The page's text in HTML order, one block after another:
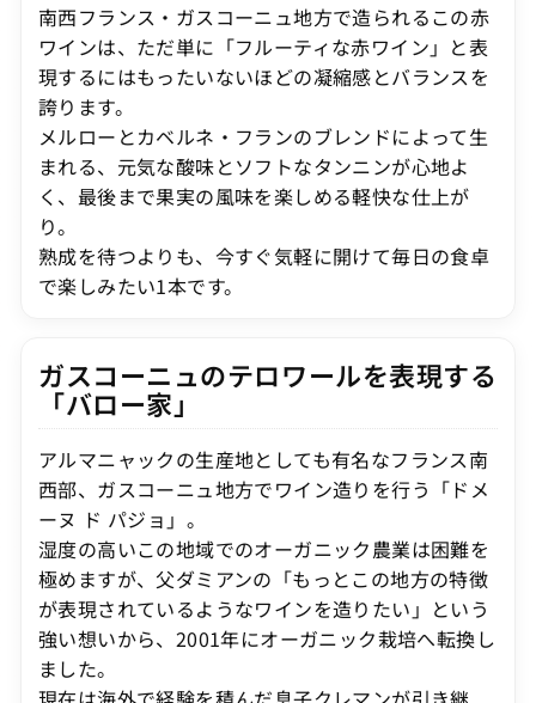
南西フランス・ガスコーニュ地方で造られるこの赤
ワインは、ただ単に「フルーティな赤ワイン」と表
現するにはもったいないほどの凝縮感とバランスを
誇ります。
メルローとカベルネ・フランのブレンドによって生
まれる、元気な酸味とソフトなタンニンが心地よ
く、最後まで果実の風味を楽しめる軽快な仕上が
り。
熟成を待つよりも、今すぐ気軽に開けて毎日の食卓
で楽しみたい1本です。
ガスコーニュのテロワールを表現する
「バロー家」
アルマニャックの生産地としても有名なフランス南
西部、ガスコーニュ地方でワイン造りを行う「ドメ
ーヌ ド パジョ」。
湿度の高いこの地域でのオーガニック農業は困難を
極めますが、父ダミアンの「もっとこの地方の特徴
が表現されているようなワインを造りたい」という
強い想いから、2001年にオーガニック栽培へ転換し
ました。